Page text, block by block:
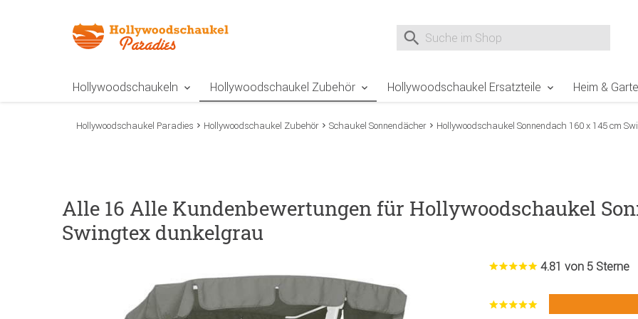
Suche nach
Hollywoodschaukeln Hollywoodschaukel Zubehör Hollywoodschaukel Ersatzteile Heim &
Hollywoodschaukel Paradies Hollywoodschaukel Zubehör Schaukel Sonnendächer Hollywoodschaukel Sonnendach 160 x 145 cm
Alle 16 Alle Kundenbewertungen für Hollywoodschaukel
Swingtex dunkelgrau
4.81 von 5 Sterne